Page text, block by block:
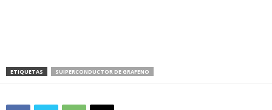
ETIQUETAS SUIPERCONDUCTOR DE GRAFENO